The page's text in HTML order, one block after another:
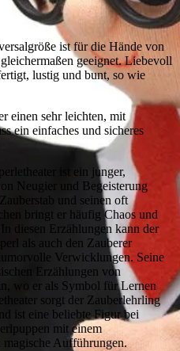
ist für die Hände von
geeignet. Liebevoll
lustig und bunt, so wie
einen sehr leichten, mit
ein einfaches und sicheres
ist ein junger,
Neugier und Begeisterung
und seinen oft
bringt er häufig Chaos und
diesen Erzählungen kann der
als auch den Zauberer
Verwicklungen. Seine
Erzählungen von
wo er als Symbol für Lernen
sorgt der Zauberlehrling
ist eine beliebte Figur bei
mit einem
Aufführungen.